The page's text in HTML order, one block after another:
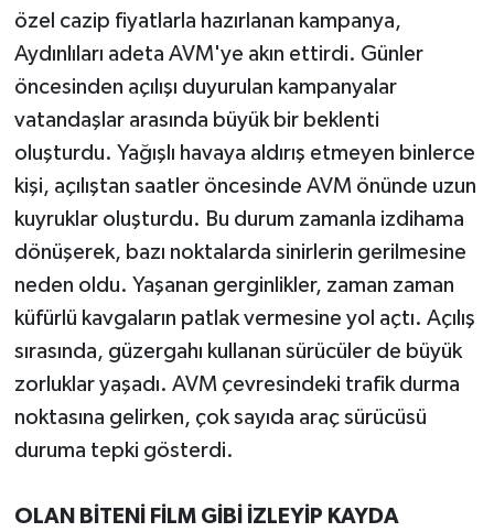
özel cazip fiyatlarla hazırlanan kampanya,
Aydınlıları adeta AVM'ye akın ettirdi. Günler
öncesinden açılışı duyurulan kampanyalar
vatandaşlar arasında büyük bir beklenti
oluşturdu. Yağışlı havaya aldırış etmeyen binlerce
kişi, açılıştan saatler öncesinde AVM önünde uzun
kuyruklar oluşturdu. Bu durum zamanla izdihama
dönüşerek, bazı noktalarda sinirlerin gerilmesine
neden oldu. Yaşanan gerginlikler, zaman zaman
küfürlü kavgaların patlak vermesine yol açtı. Açılış
sırasında, güzergahı kullanan sürücüler de büyük
zorluklar yaşadı. AVM çevresindeki trafik durma
noktasına gelirken, çok sayıda araç sürücüsü
duruma tepki gösterdi.
OLAN BİTENİ FİLM GİBİ İZLEYİP KAYDA
ŞİRKET HABERLERİ
SPOR
TEKNOLOJİ
YAŞAM
YEREL
AFYON
AFYONKARAHİSAR
AYDIN
DENİZLİ